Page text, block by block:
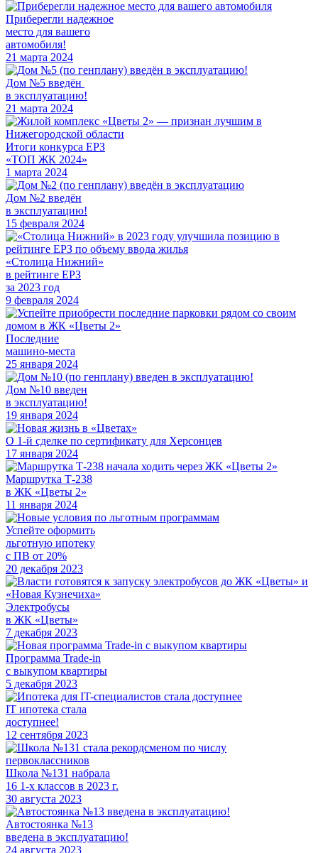
Приберегли надежное
место для вашего
автомобиля!
21 марта 2024
Дом №5 введён
в эксплуатацию!
21 марта 2024
Итоги конкурса ЕРЗ
«ТОП ЖК 2024»
1 марта 2024
Дом №2 введён
в эксплуатацию!
15 февраля 2024
«Столица Нижний»
в рейтинге ЕРЗ
за 2023 год
9 февраля 2024
Последние
машино-места
25 января 2024
Дом №10 введен
в эксплуатацию!
19 января 2024
О 1-й сделке по сертификату для Херсонцев
17 января 2024
Маршрутка Т-238
в ЖК «Цветы 2»
11 января 2024
Успейте оформить
льготную ипотеку
с ПВ от 20%
20 декабря 2023
Электробусы
в ЖК «Цветы»
7 декабря 2023
Программа Trade-in
с выкупом квартиры
5 декабря 2023
IT ипотека стала
доступнее!
12 сентября 2023
Школа №131 набрала
16 1-х классов в 2023 г.
30 августа 2023
Автостоянка №13
введена в эксплуатацию!
24 августа 2023